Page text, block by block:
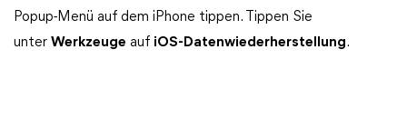
Popup-Menü auf dem iPhone tippen. Tippen Sie
unter Werkzeuge auf iOS-Datenwiederherstellung.